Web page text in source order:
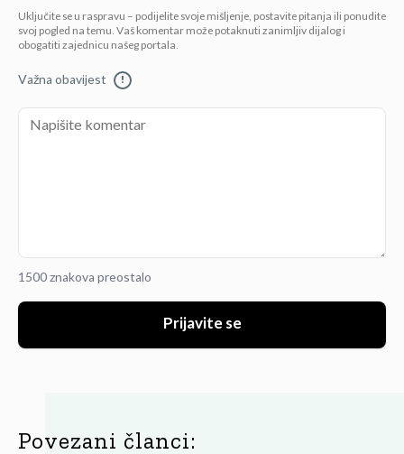
Uključite se u raspravu – podijelite svoje mišljenje, postavite pitanja ili ponudite
svoj pogled na temu. Vaš komentar može potaknuti zanimljiv dijalog i
obogatiti zajednicu našeg portala.
Važna obavijest !
1500 znakova preostalo
Prijavite se
Povezani članci: